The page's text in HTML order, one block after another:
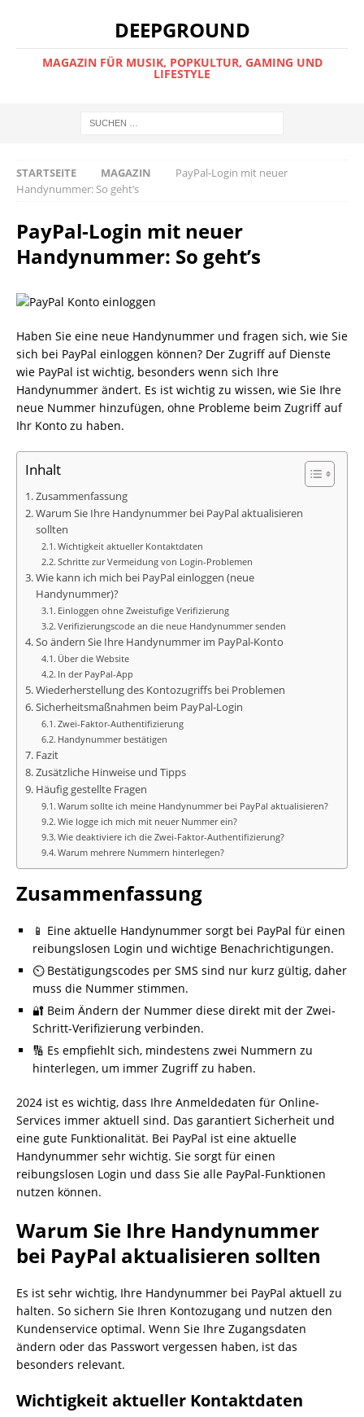
DEEPGROUND
MAGAZIN FÜR MUSIK, POPKULTUR, GAMING UND
LIFESTYLE
STARTSEITE MAGAZIN
PayPal-Login mit neuer
Handynummer: So geht’s
PayPal-Login mit neuer
Handynummer: So geht’s
Haben Sie eine neue Handynummer und fragen sich, wie Sie
sich bei PayPal einloggen können? Der Zugriff auf Dienste
wie PayPal ist wichtig, besonders wenn sich Ihre
Handynummer ändert. Es ist wichtig zu wissen, wie Sie Ihre
neue Nummer hinzufügen, ohne Probleme beim Zugriff auf
Ihr Konto zu haben.
Inhalt
Zusammenfassung
Warum Sie Ihre Handynummer bei PayPal aktualisieren
sollten
Wichtigkeit aktueller Kontaktdaten
Schritte zur Vermeidung von Login-Problemen
Wie kann ich mich bei PayPal einloggen (neue
Handynummer)?
Einloggen ohne Zweistufige Verifizierung
Verifizierungscode an die neue Handynummer senden
So ändern Sie Ihre Handynummer im PayPal-Konto
Über die Website
In der PayPal-App
Wiederherstellung des Kontozugriffs bei Problemen
Sicherheitsmaßnahmen beim PayPal-Login
Zwei-Faktor-Authentifizierung
Handynummer bestätigen
Fazit
Zusätzliche Hinweise und Tipps
Häufig gestellte Fragen
Warum sollte ich meine Handynummer bei PayPal aktualisieren?
Wie logge ich mich mit neuer Nummer ein?
Wie deaktiviere ich die Zwei-Faktor-Authentifizierung?
Warum mehrere Nummern hinterlegen?
Zusammenfassung
📱 Eine aktuelle Handynummer sorgt bei PayPal für einen
reibungslosen Login und wichtige Benachrichtigungen.
⏲️ Bestätigungscodes per SMS sind nur kurz gültig, daher
muss die Nummer stimmen.
🔐 Beim Ändern der Nummer diese direkt mit der Zwei-
Schritt-Verifizierung verbinden.
🔢 Es empfiehlt sich, mindestens zwei Nummern zu
hinterlegen, um immer Zugriff zu haben.
2024 ist es wichtig, dass Ihre Anmeldedaten für Online-
Services immer aktuell sind. Das garantiert Sicherheit und
eine gute Funktionalität. Bei PayPal ist eine aktuelle
Handynummer sehr wichtig. Sie sorgt für einen
reibungslosen Login und dass Sie alle PayPal-Funktionen
nutzen können.
Warum Sie Ihre Handynummer
bei PayPal aktualisieren sollten
Es ist sehr wichtig, Ihre Handynummer bei PayPal aktuell zu
halten. So sichern Sie Ihren Kontozugang und nutzen den
Kundenservice optimal. Wenn Sie Ihre Zugangsdaten
ändern oder das Passwort vergessen haben, ist das
besonders relevant.
Wichtigkeit aktueller Kontaktdaten